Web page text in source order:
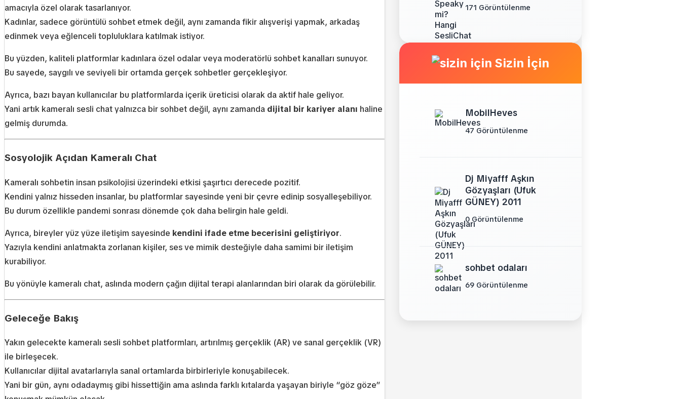
amacıyla özel olarak tasarlanıyor.
Kadınlar, sadece görüntülü sohbet etmek değil, aynı zamanda fikir alışverişi yapmak, arkadaş
edinmek veya eğlenceli topluluklara katılmak istiyor.
Bu yüzden, kaliteli platformlar kadınlara özel odalar veya moderatörlü sohbet kanalları sunuyor.
Bu sayede, saygılı ve seviyeli bir ortamda gerçek sohbetler gerçekleşiyor.
Ayrıca, bazı bayan kullanıcılar bu platformlarda içerik üreticisi olarak da aktif hale geliyor.
Yani artık kameralı sesli chat yalnızca bir sohbet değil, aynı zamanda dijital bir kariyer alanı haline
gelmiş durumda.
Sosyolojik Açıdan Kameralı Chat
Kameralı sohbetin insan psikolojisi üzerindeki etkisi şaşırtıcı derecede pozitif.
Kendini yalnız hisseden insanlar, bu platformlar sayesinde yeni bir çevre edinip sosyalleşebiliyor.
Bu durum özellikle pandemi sonrası dönemde çok daha belirgin hale geldi.
Ayrıca, bireyler yüz yüze iletişim sayesinde kendini ifade etme becerisini geliştiriyor.
Yazıyla kendini anlatmakta zorlanan kişiler, ses ve mimik desteğiyle daha samimi bir iletişim
kurabiliyor.
Bu yönüyle kameralı chat, aslında modern çağın dijital terapi alanlarından biri olarak da görülebilir.
Geleceğe Bakış
Yakın gelecekte kameralı sesli sohbet platformları, artırılmış gerçeklik (AR) ve sanal gerçeklik (VR)
ile birleşecek.
Kullanıcılar dijital avatarlarıyla sanal ortamlarda birbirleriyle konuşabilecek.
Yani bir gün, aynı odadaymış gibi hissettiğin ama aslında farklı kıtalarda yaşayan biriyle “göz göze”
171 Görüntülenme
Sizin İçin
MobilHeves
47 Görüntülenme
Dj Miyafff Aşkın
Gözyaşları (Ufuk
GÜNEY) 2011
0 Görüntülenme
sohbet odaları
69 Görüntülenme